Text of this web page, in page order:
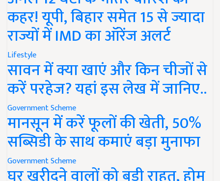
कहर! यूपी, बिहार समेत 15 से ज्यादा
राज्यों में IMD का ऑरेंज अलर्ट
Lifestyle
सावन में क्या खाएं और किन चीजों से
करें परहेज? यहां इस लेख में जानिए..
Government Scheme
मानसून में करें फूलों की खेती, 50%
सब्सिडी के साथ कमाएं बड़ा मुनाफा
Government Scheme